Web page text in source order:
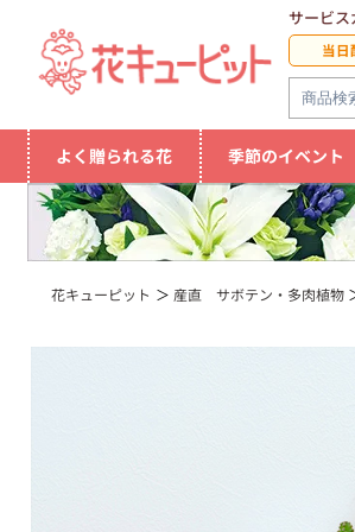
サービス
当日
よく贈られる花 季節のイベント
花キューピット 産直 サボテン・多肉植物